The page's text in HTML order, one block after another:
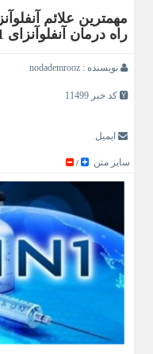
راه درمان آنفلوآنزای H1N1
نویسنده : nodademrooz
کد خبر 11499
ایمیل
سایز متن /